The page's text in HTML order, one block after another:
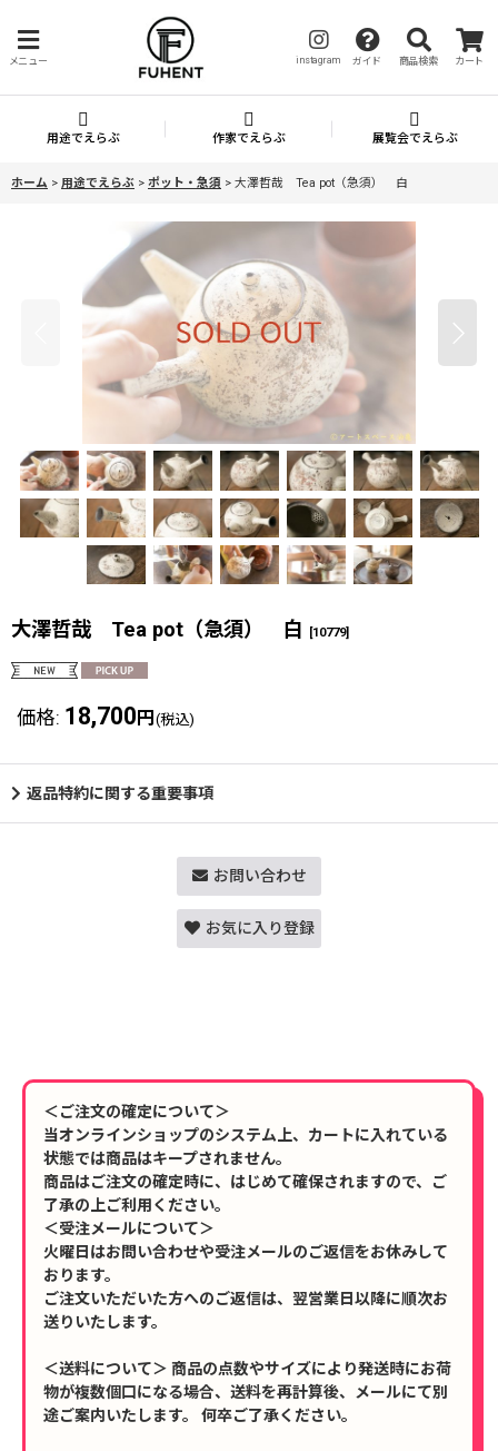
メニュー instagram ガイド 商品検索 カート
用途でえらぶ 作家でえらぶ 展覧会でえらぶ
ホーム > 用途でえらぶ > ポット・急須 > 大澤哲哉 Tea pot（急須） 白
大澤哲哉 Tea pot（急須） 白 [10779]
価格: 18,700 円 (税込)
返品特約に関する重要事項
お問い合わせ
お気に入り登録
＜ご注文の確定について＞
当オンラインショップのシステム上、カートに入れている
状態では商品はキープされません。
商品はご注文の確定時に、はじめて確保されますので、ご
了承の上ご利用ください。
＜受注メールについて＞
火曜日はお問い合わせや受注メールのご返信をお休みして
おります。
ご注文いただいた方へのご返信は、翌営業日以降に順次お
送りいたします。
＜送料について＞ 商品の点数やサイズにより発送時にお荷
物が複数個口になる場合、送料を再計算後、メールにて別
途ご案内いたします。 何卒ご了承ください。